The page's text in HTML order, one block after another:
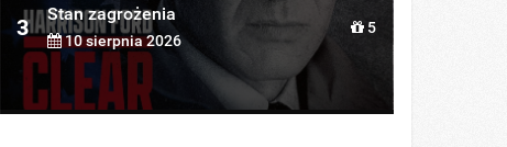
3
Stan zagrożenia
10 sierpnia 2026
5